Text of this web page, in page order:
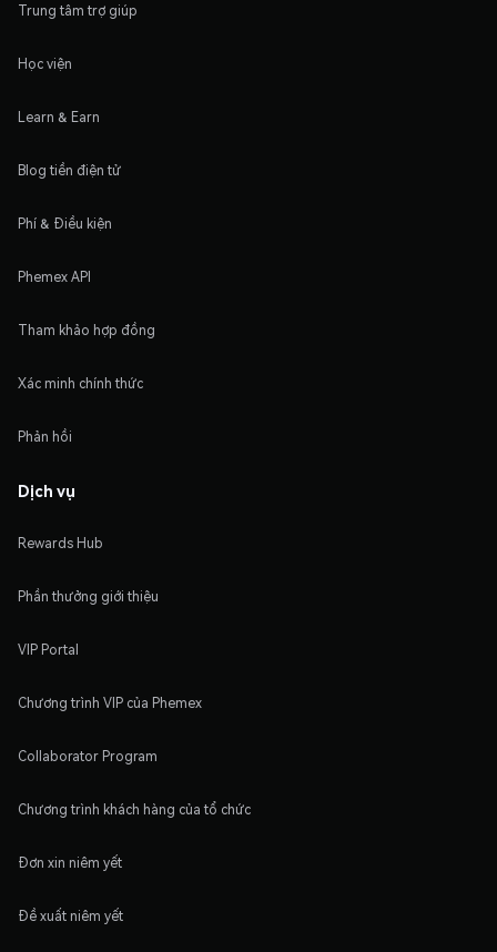
Trung tâm trợ giúp
Học viện
Learn & Earn
Blog tiền điện tử
Phí & Điều kiện
Phemex API
Tham khảo hợp đồng
Xác minh chính thức
Phản hồi
Dịch vụ
Rewards Hub
Phần thưởng giới thiệu
VIP Portal
Chương trình VIP của Phemex
Collaborator Program
Chương trình khách hàng của tổ chức
Đơn xin niêm yết
Đề xuất niêm yết